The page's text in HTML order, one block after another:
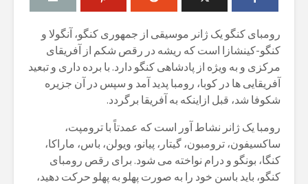
رومبای کنگو یک ژانر موسیقی از جمهوری کنگو، آنگولا و
کنگو-کینشازا است که ریشه در رقص شکم از آفریقای
مرکزی و به ویژه از پادشاهی کنگو دارد. با برده داری و تبعید
آفریقایی ها در کوبا، رومبا پدید آمد و سپس در آن جزیره
شکوفا شد، قبل ازاینکه به آفریقا برگردد.
رومبا یک ژانر نشاط آور است که عمدتاً با ترومپت،
ساکسیفون، ترومبون، گیتار، پیانو، ویولن، باس، ماراکا،
کنگا، بونگو و درام نواخته می شود. برای رقص رومبای
کنگو، باید باسن خود را به صورت پهلو به پهلو حرکت دهید،